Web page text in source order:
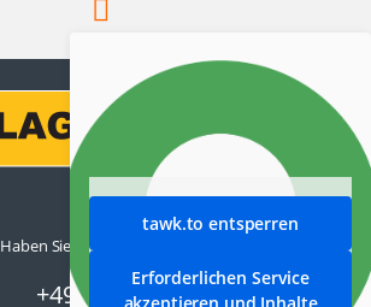
Haben Sie Fragen ? Rufen Sie
+49 (0) 8531
tawk.to entsperren
Erforderlichen Service